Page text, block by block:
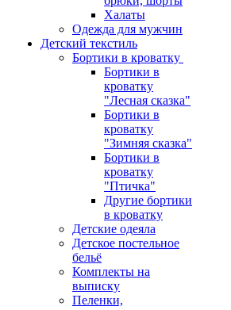
Халаты
Одежда для мужчин
Детский текстиль
Бортики в кроватку
Бортики в
кроватку
"Лесная сказка"
Бортики в
кроватку
"Зимняя сказка"
Бортики в
кроватку
"Птичка"
Другие бортики
в кроватку
Детские одеяла
Детское постельное
бельё
Комплекты на
выписку
Пеленки,